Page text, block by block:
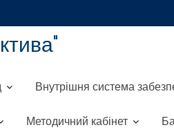
Внутрішня система
Методичний кабінет